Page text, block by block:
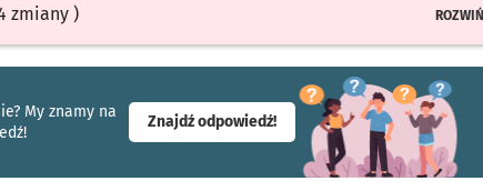
zmiany )
ROZWIŃ
My znamy na
Znajdź odpowiedź!- otworzy się w nowej karcie